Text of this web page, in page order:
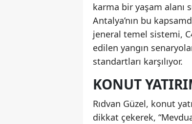
karma bir yaşam alanı
Antalya’nın bu
jeneral temel sistemi,
edilen yangın
standartları karşılıyor.
KONUT
Rıdvan Güzel, konut
dikkat çekerek,